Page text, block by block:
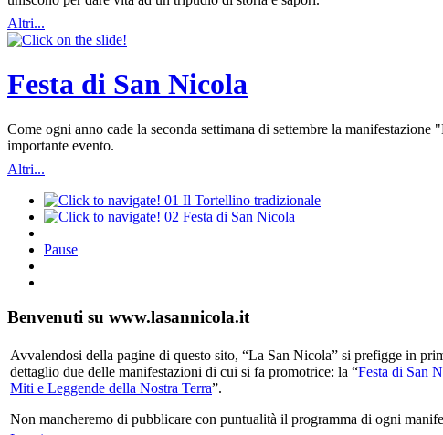
Altri...
Festa di San Nicola
Come ogni anno cade la seconda settimana di settembre la
importante evento.
Altri...
01 Il Tortellino tradizionale
02 Festa di San Nicola
Pause
Benvenuti su www.lasannicola.it
Avvalendosi della pagine di questo sito, “La San Nicola” si prefigge in
dettaglio due delle manifestazioni di cui si fa promotrice: la “Festa di San
Miti e Leggende della Nostra Terra”.
Non mancheremo di pubblicare con puntualità il programma di ogni